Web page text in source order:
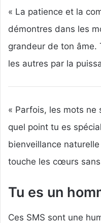
« La patience et la
démontres dans les
grandeur de ton âme.
les autres par la
« Parfois, les mots ne
quel point tu es
bienveillance
touche les cœurs sans
Tu es un
Ces SMS sont une